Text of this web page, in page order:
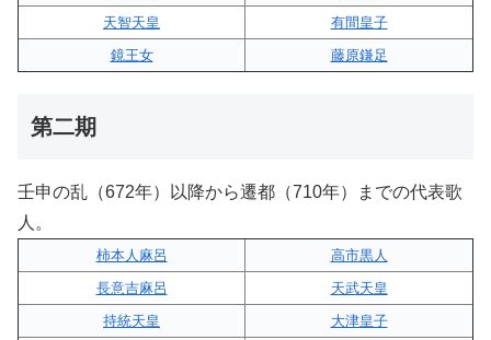
天智天皇
有間皇子
鏡王女
藤原鎌足
第二期
壬申の乱（672年）以降から遷都（710年）までの代表歌
人。
柿本人麻呂
高市黒人
長意吉麻呂
天武天皇
持統天皇
大津皇子